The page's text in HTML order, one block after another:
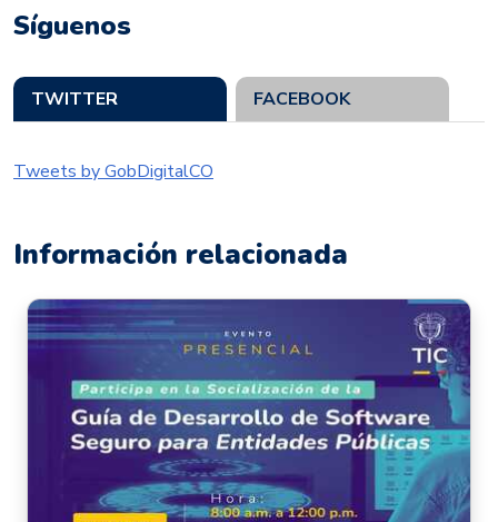
Síguenos
TWITTER FACEBOOK
Tweets by GobDigitalCO
Información relacionada